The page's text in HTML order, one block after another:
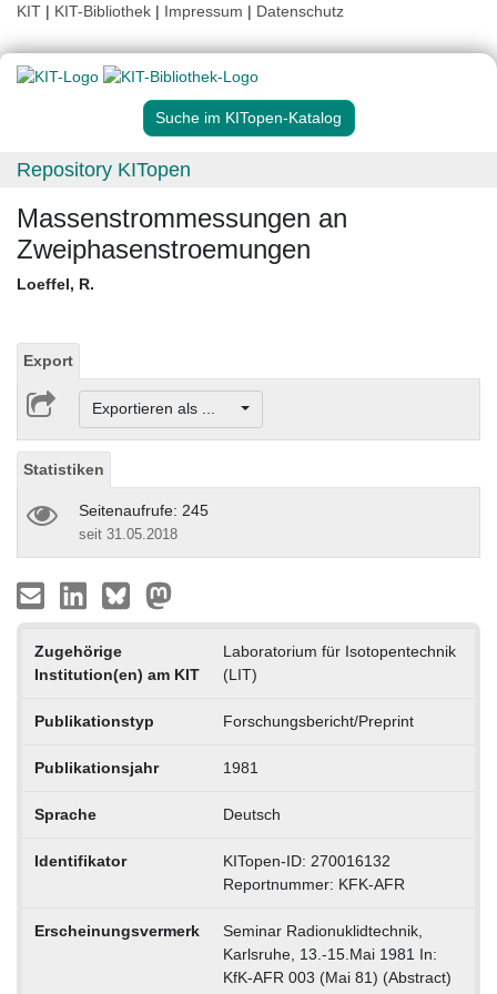
KIT | KIT-Bibliothek | Impressum | Datenschutz
Suche im KITopen-Katalog
Repository KITopen
Massenstrommessungen an
Zweiphasenstroemungen
Loeffel, R.
Export
Exportieren als ...
Statistiken
Seitenaufrufe: 245
seit 31.05.2018
Zugehörige
Institution(en) am KIT
Laboratorium für Isotopentechnik
(LIT)
Publikationstyp Forschungsbericht/Preprint
Publikationsjahr 1981
Sprache Deutsch
Identifikator
KITopen-ID: 270016132
Reportnummer: KFK-AFR
Erscheinungsvermerk
Seminar Radionuklidtechnik,
Karlsruhe, 13.-15.Mai 1981 In:
KfK-AFR 003 (Mai 81) (Abstract)